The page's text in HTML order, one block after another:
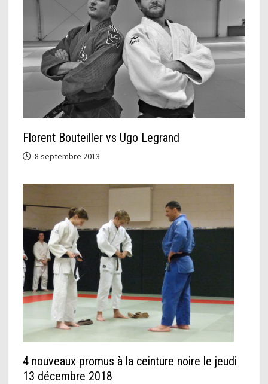
Florent Bouteiller vs Ugo Legrand
8 septembre 2013
4 nouveaux promus à la ceinture noire le jeudi
13 décembre 2018